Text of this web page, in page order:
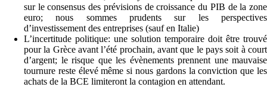
sur le consensus des prévisions de croissance du PIB de la zone
euro; nous sommes prudents sur les perspectives
d’investissement des entreprises (sauf en Italie)
L’incertitude politique: une solution temporaire doit être trouvé
pour la Grèce avant l’été prochain, avant que le pays soit à court
d’argent; le risque que les évènements prennent une mauvaise
tournure reste élevé même si nous gardons la conviction que les
achats de la BCE limiteront la contagion en attendant.